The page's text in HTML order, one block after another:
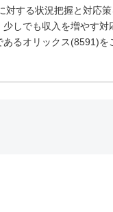
対する状況把握と対応
しでも収入を増やす
るオリックス(8591)を